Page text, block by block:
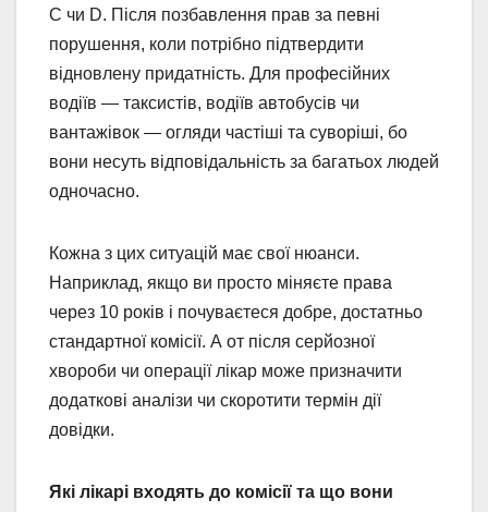
C чи D. Після позбавлення прав за певні
порушення, коли потрібно підтвердити
відновлену придатність. Для професійних
водіїв — таксистів, водіїв автобусів чи
вантажівок — огляди частіші та суворіші, бо
вони несуть відповідальність за багатьох людей
одночасно.
Кожна з цих ситуацій має свої нюанси.
Наприклад, якщо ви просто міняєте права
через 10 років і почуваєтеся добре, достатньо
стандартної комісії. А от після серйозної
хвороби чи операції лікар може призначити
додаткові аналізи чи скоротити термін дії
довідки.
Які лікарі входять до комісії та що вони